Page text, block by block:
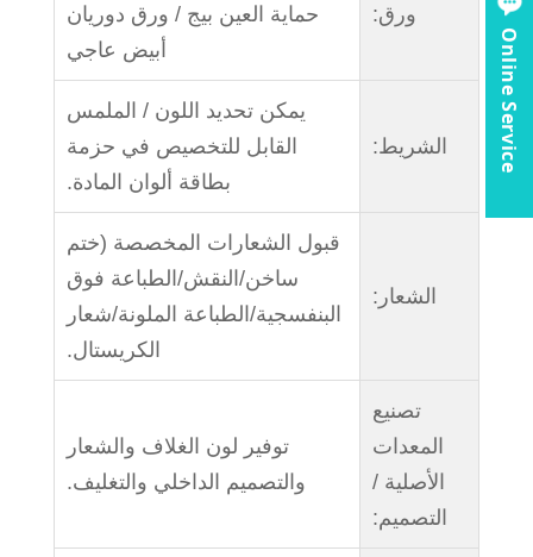
ورق:
حماية العين بيج / ورق دوريان
أبيض عاجي
الشريط:
يمكن تحديد اللون / الملمس
القابل للتخصيص في حزمة
بطاقة ألوان المادة.
الشعار:
قبول الشعارات المخصصة (ختم
ساخن/النقش/الطباعة فوق
البنفسجية/الطباعة الملونة/شعار
الكريستال.
تصنيع
المعدات
الأصلية /
التصميم:
توفير لون الغلاف والشعار
والتصميم الداخلي والتغليف.
Online Service